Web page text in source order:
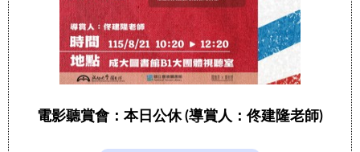
電影聽賞會：本日公休 (導賞人：佟建隆老師)